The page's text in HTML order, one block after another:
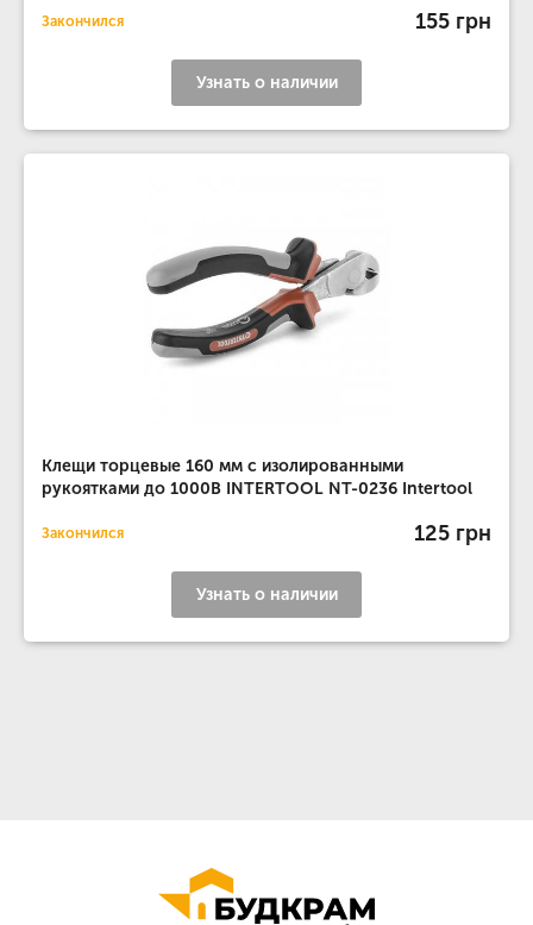
Закончился 155 грн
Узнать о наличии
Клещи торцевые 160 мм с изолированными
рукоятками до 1000В INTERTOOL NT-0236 Intertool
Закончился 125 грн
Узнать о наличии